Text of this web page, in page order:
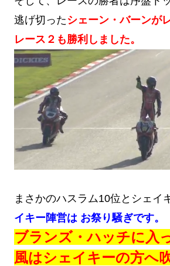
逃げ切ったシェーン・バーンが
レース２も勝利しました。
まさかのハスラム10位とシェイ
イキー陣営は お祭り騒ぎです。
ブランズ・ハッチに入
風はシェイキーの方へ